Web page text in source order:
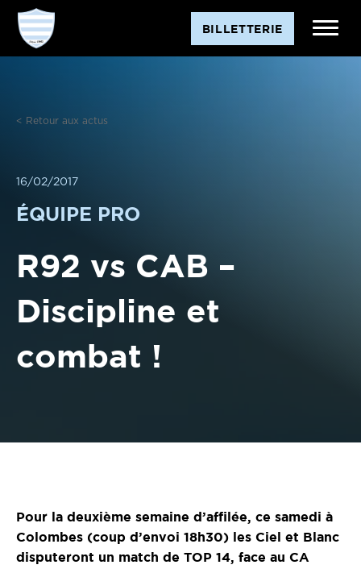
Aller
contenu
BILLETTERIE
< Retour aux actus
16/02/2017
ÉQUIPE PRO
R92 vs CAB –
Discipline et
combat !
Pour la deuxième semaine d’affilée, ce samedi à
Colombes (coup d’envoi 18h30) les Ciel et Blanc
disputeront un match de TOP 14, face au CA